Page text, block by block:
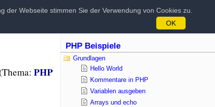
(Thema:PHP
PHP Beispiele
Grundlagen
Hello World
Kommentare in PHP
Variablen ausgeben
Arrays und echo
Webseite stimmen Sie der Verwendung von Cookies zu.
OK